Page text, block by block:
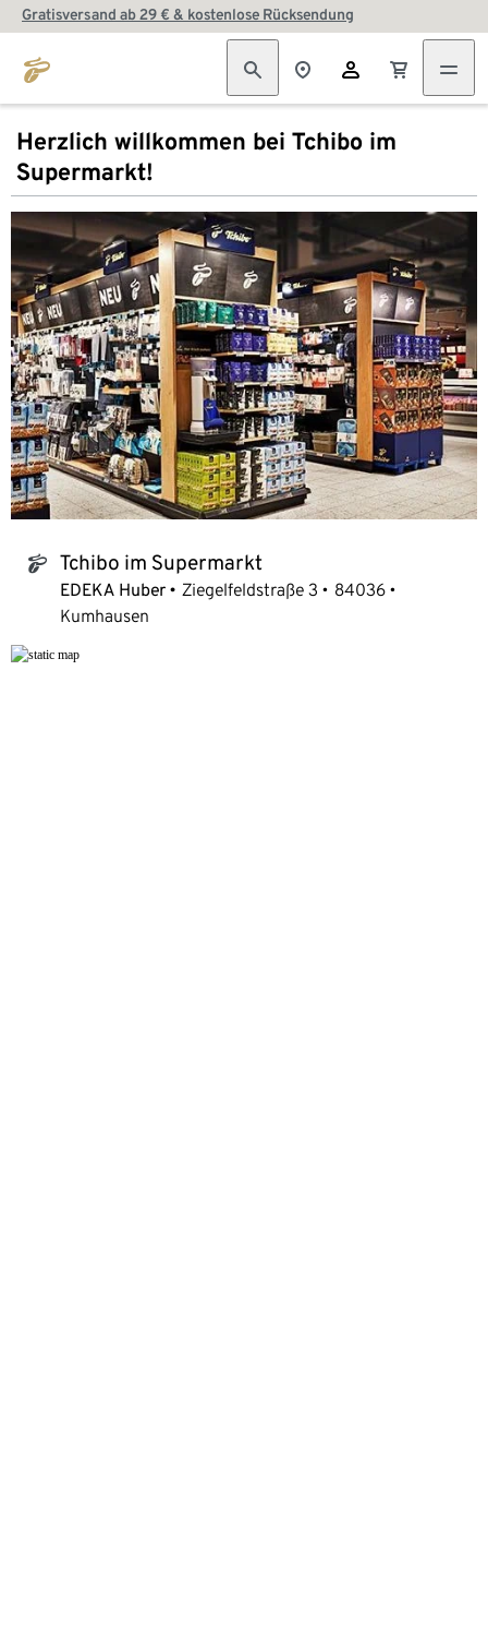
Gratisversand ab 29 € & kostenlose Rücksendung
Herzlich willkommen bei Tchibo im
Supermarkt!
tchibo_logo Tchibo im Supermarkt
EDEKA Huber Ziegelfeldstraße 3
84036
Kumhausen